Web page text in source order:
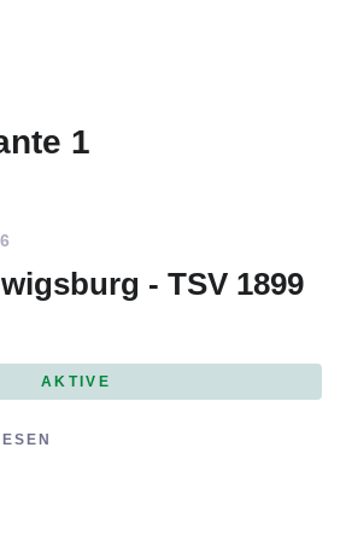
1
- TSV 1899
AKTIVE